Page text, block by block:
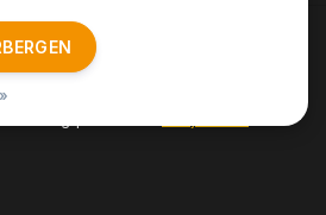
| Disclaimer
| RSS Feed